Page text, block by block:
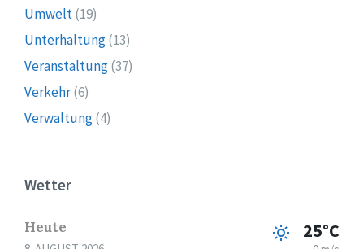
Umwelt(19)
Unterhaltung(13)
Veranstaltung(37)
Verkehr(6)
Verwaltung(4)
Wetter
Heute 25°C